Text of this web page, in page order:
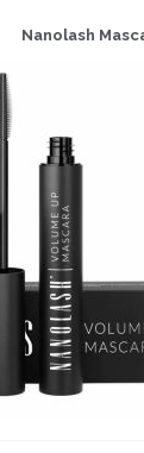
Nanolash